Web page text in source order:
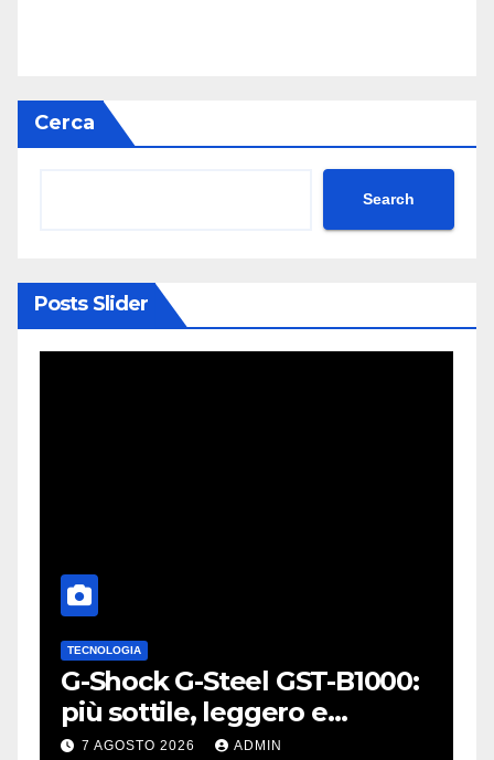
Cerca
Search
Posts Slider
TECNOLOGIA
G-Shock G-Steel GST-B1000:
più sottile, leggero e
connesso
7 AGOSTO 2026 ADMIN